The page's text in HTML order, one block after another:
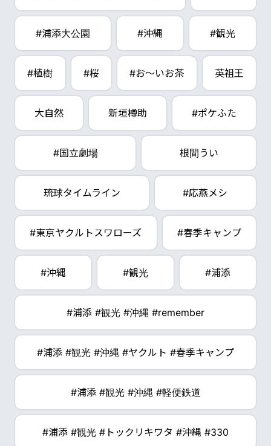
#浦添大公園 #沖縄 #観光
#植樹 #桜 #お～いお茶 英祖王
大自然 新垣樽助 #ポケふた
#国立劇場 根間うい
琉球タイムライン #応燕メシ
#東京ヤクルトスワローズ #春季キャンプ
#沖縄 #観光 #浦添
#浦添 #観光 #沖縄 #remember
#浦添 #観光 #沖縄 #ヤクルト #春季キャンプ
#浦添 #観光 #沖縄 #軽便鉄道
#浦添 #観光 #トックリキワタ #沖縄 #330